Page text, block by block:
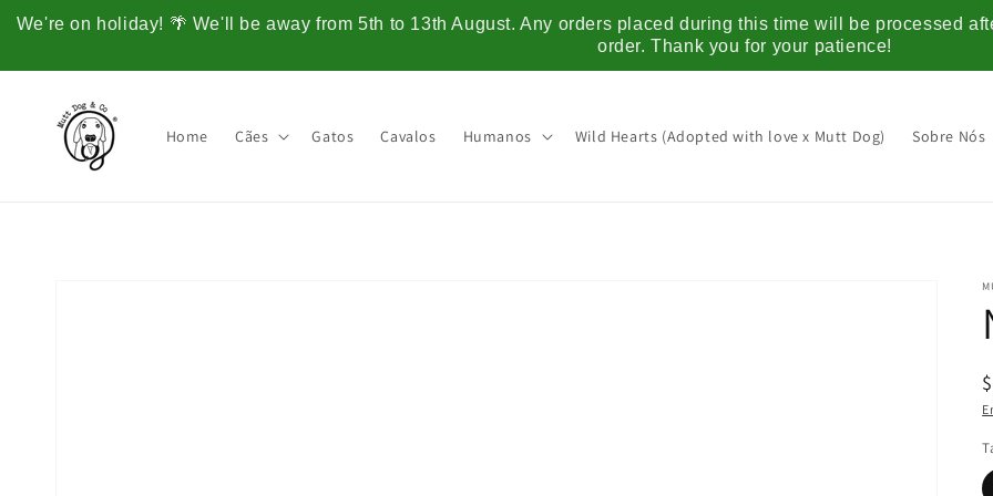
We're on holiday! 🌴 We'll be away from 5th to 13th August. Any orders placed during this time will be processed
order. Thank you for your patience!
para o
Home Cães Gatos Cavalos Humanos Wild Hearts (Adopted with love x Mutt Dog) Sobre Nós